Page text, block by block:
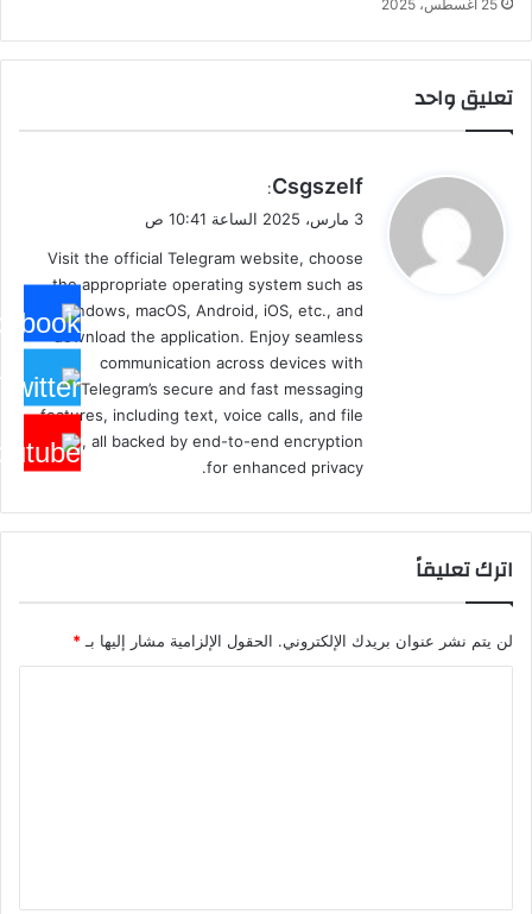
25 أغسطس، 2025
تعليق واحد
ي
ق
ل
Csgszelf
:
3 مارس، 2025 الساعة 10:41 ص
Visit the official Telegram website, choose
the appropriate operating system such as
Windows, macOS, Android, iOS, etc., and
download the application. Enjoy seamless
communication across devices with
Telegram’s secure and fast messaging
features, including text, voice calls, and file
sharing, all backed by end-to-end encryption
for enhanced privacy.
اترك تعليقاً
لن يتم نشر عنوان بريدك الإلكتروني. الحقول الإلزامية مشار إليها بـ*